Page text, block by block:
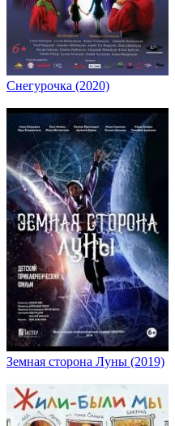
Снегурочка (2020)
Земная сторона Луны (2019)